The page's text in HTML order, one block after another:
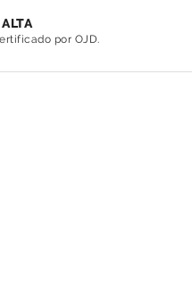
por OJD.